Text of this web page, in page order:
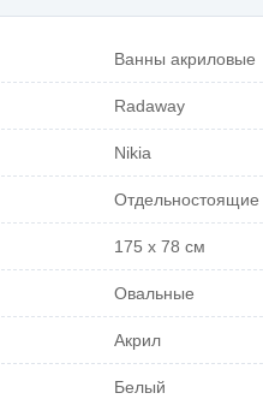
Ванны акриловые
Radaway
Nikia
175 x 78 см
Овальные
Акрил
Белый